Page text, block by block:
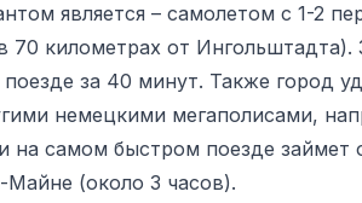
является – самолетом с 1-2
70 километрах от Ингольштадта).
за 40 минут. Также город
немецкими мегаполисами,
на самом быстром поезде займет
(около 3 часов).